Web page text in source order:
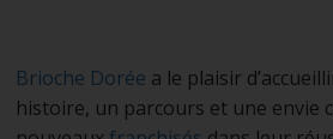
Brioche Dorée a le plaisir
histoire, un parcours et une envie